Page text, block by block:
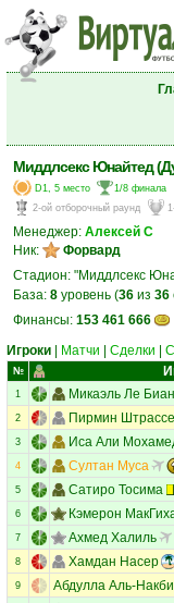
Миддлсекс Юнайтед
D1, 5 место
1/8 финала
2-ой отборочный раунд
Менеджер: Алексей С
Ник:
Форвард
Стадион: "Миддлсекс
База: 8 уровень (36 из 36
Финансы: 153 461 666
Игроки
Матчи Сделки
№
1 Микаэль Ле Биан
2 Пирмин
3 Иса Али
4 Султан Муса
5 Сатиро Тосима
6 Кэмерон
7 Ахмед Халиль
8 Хамдан Насер
9 Абдулла Аль-Накби